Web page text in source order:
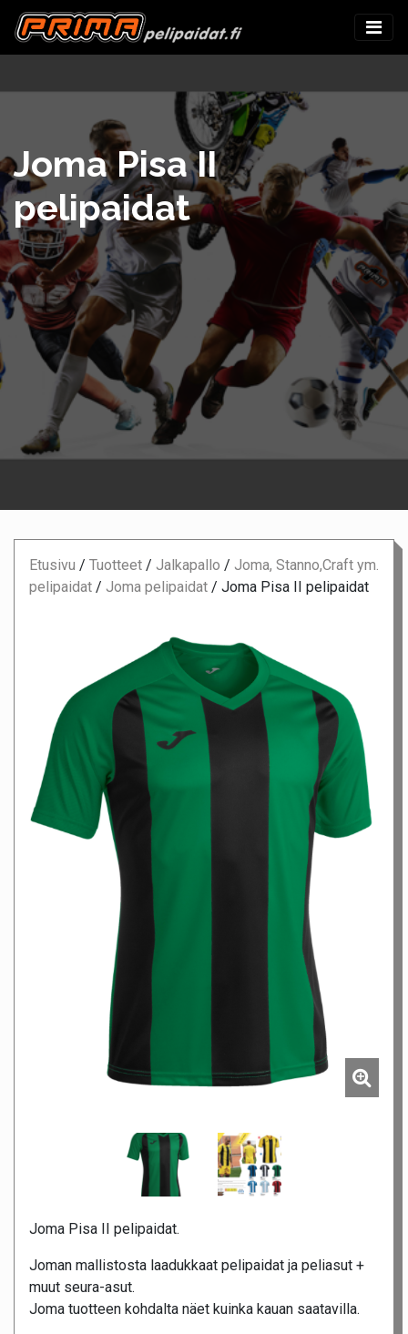
Joma Pisa II
pelipaidat
Etusivu / Tuotteet / Jalkapallo / Joma, Stanno,Craft ym.
pelipaidat / Joma pelipaidat / Joma Pisa II pelipaidat
Joma Pisa II pelipaidat.
Joman mallistosta laadukkaat pelipaidat ja peliasut +
muut seura-asut.
Joma tuotteen kohdalta näet kuinka kauan saatavilla.